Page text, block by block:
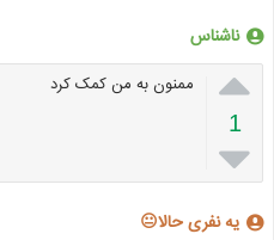
ناشناس

1

ممنون به من کمک کرد
یه نفری حالا😐